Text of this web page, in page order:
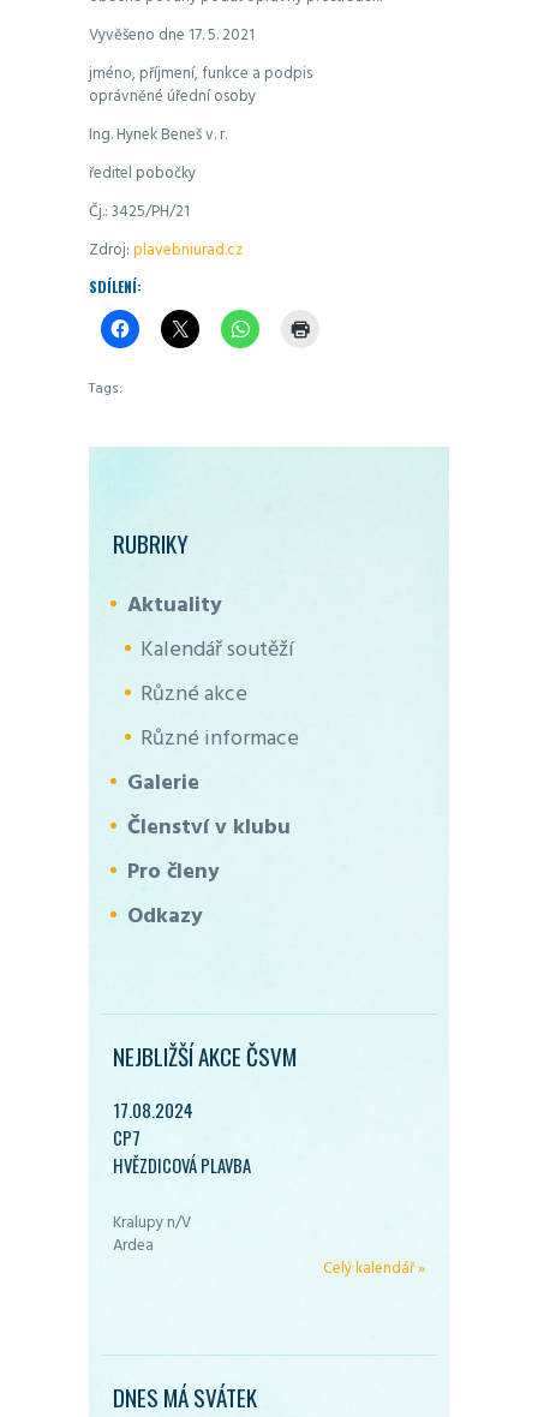
Vyvěšeno dne 17. 5. 2021
jméno, příjmení, funkce a podpis
oprávněné úřední osoby
Ing. Hynek Beneš v. r.
ředitel pobočky
Čj.: 3425/PH/21
Zdroj:plavebniurad.cz
SDÍLENÍ:
Tags:
RUBRIKY
Aktuality
Kalendář soutěží
Různé akce
Různé informace
Galerie
Členství v klubu
Pro členy
Odkazy
NEJBLIŽŠÍ AKCE ČSVM
17.08.2024
CP7
HVĚZDICOVÁ PLAVBA
Kralupy n/V
Ardea
Celý kalendář »
DNES MÁ SVÁTEK